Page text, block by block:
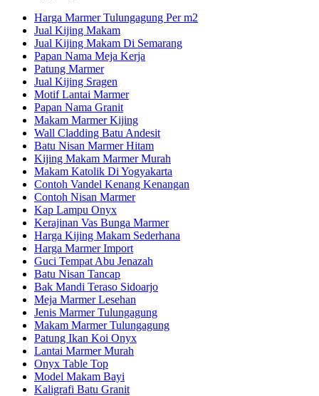
Harga Marmer Tulungagung Per m2
Jual Kijing Makam
Jual Kijing Makam Di Semarang
Papan Nama Meja Kerja
Patung Marmer
Jual Kijing Sragen
Motif Lantai Marmer
Papan Nama Granit
Makam Marmer Kijing
Wall Cladding Batu Andesit
Batu Nisan Marmer Hitam
Kijing Makam Marmer Murah
Makam Katolik Di Yogyakarta
Contoh Vandel Kenang Kenangan
Contoh Nisan Marmer
Kap Lampu Onyx
Kerajinan Vas Bunga Marmer
Harga Kijing Makam Sederhana
Harga Marmer Import
Guci Tempat Abu Jenazah
Batu Nisan Tancap
Bak Mandi Teraso Sidoarjo
Meja Marmer Lesehan
Jenis Marmer Tulungagung
Makam Marmer Tulungagung
Patung Ikan Koi Onyx
Lantai Marmer Murah
Onyx Table Top
Model Makam Bayi
Kaligrafi Batu Granit